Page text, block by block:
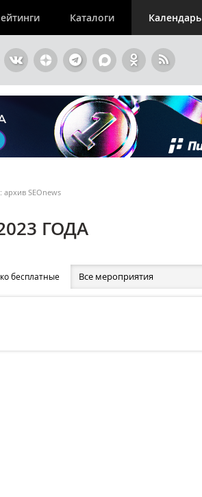
Каталоги Календарь
архив SEOnews
ГОДА
бесплатные Все мероприятия